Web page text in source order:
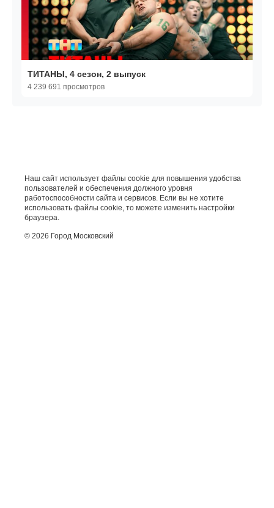
ТИТАНЫ, 4 сезон, 2 выпуск
4 239 691 просмотров
Наш сайт использует файлы cookie для повышения удобства
пользователей и обеспечения должного уровня
работоспособности сайта и сервисов. Если вы не хотите
использовать файлы cookie, то можете изменить настройки
браузера.
© 2026 Город Московский